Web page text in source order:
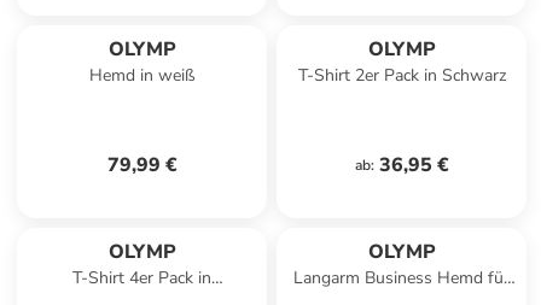
OLYMP
Hemd in weiß
79,99 €
OLYMP
T-Shirt 2er Pack in Schwarz
ab: 36,95 €
OLYMP
T-Shirt 4er Pack in
OLYMP
Langarm Business Hemd für